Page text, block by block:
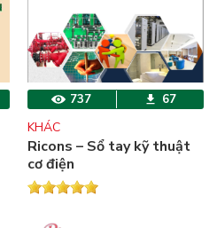
737 67
KHÁC
Ricons – Sổ tay kỹ thuật
cơ điện